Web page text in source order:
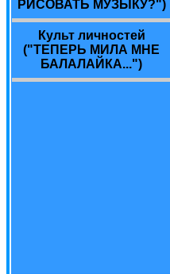
РИСОВАТЬ МУЗЫКУ?")
Культ личностей
("ТЕПЕРЬ МИЛА МНЕ
БАЛАЛАЙКА...")